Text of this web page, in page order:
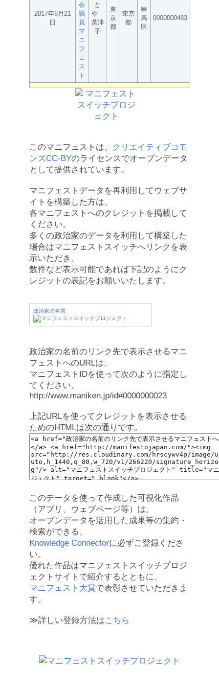
2017年6月21
日
会
議
員
マ
ニ
フ
ェ
ス
ト
と
や
英津
子
東
京
都
東京
都
練
馬
区
0000000483
このマニフェストは、
クリエイティブコモ
ンズCC-BYのライセンスでオープンデータ
として提供されています。
マニフェストデータを再利用してウェブサ
イトを構築した方は、
各マニフェストへのクレジットを掲載して
ください。
多くの政治家のデータを利用して構築した
場合はマニフェストスイッチへリンクを表
示いただき、
数件など表示可能であれば下記のようにク
レジットの表記をお願いいたします。
政治家の名前
政治家の名前のリンク先で表示させるマニ
フェストへのURLは、
マニフェストIDを使って次のように指定し
てください。
http://www.maniken.jp/id#0000000023
上記URLを使ってクレジットを表示させる
ためのHTMLは次の通りです。
このデータを使って作成した可視化作品
（アプリ、ウェブページ等）は、
オープンデータを活用した成果等の集約・
検索ができる、
Knowledge Connectorに必ずご登録くださ
い。
優れた作品はマニフェストスイッチプロジ
ェクトサイトで紹介するとともに、
マニフェスト大賞で表彰させていただきま
す。
≫詳しい登録方法はこちら